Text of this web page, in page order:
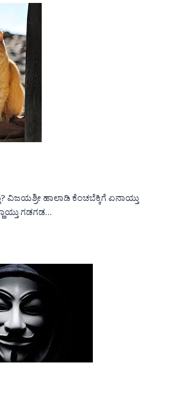
ವಿಜಯಶ್ರೀ ಹಾಲಾಡಿ ಕೆಂಚಬೆಕ್ಕಿಗೆ ಏನಾಯ್ತು
ಗಡಗಡ…